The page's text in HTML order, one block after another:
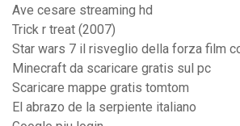
Ave cesare streaming hd
Trick r treat (2007)
Star wars 7 il risveglio della forza film
Minecraft da scaricare gratis sul pc
Scaricare mappe gratis tomtom
El abrazo de la serpiente italiano